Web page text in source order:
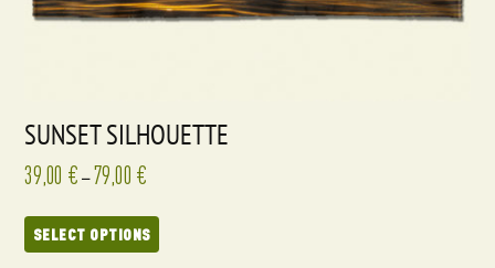
SUNSET SILHOUETTE
39,00 € –79,00 €
SELECT OPTIONS